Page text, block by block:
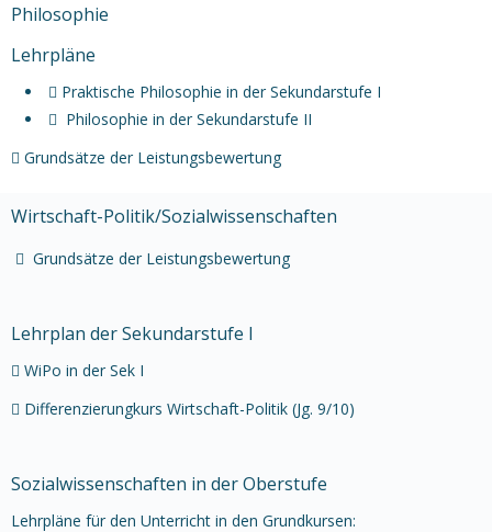
Philosophie
Lehrpläne
Praktische Philosophie in der Sekundarstufe I
Philosophie in der Sekundarstufe II
Grundsätze der Leistungsbewertung
Wirtschaft-Politik/Sozialwissenschaften
Grundsätze der Leistungsbewertung
Lehrplan der Sekundarstufe I
WiPo in der Sek I
Differenzierungkurs Wirtschaft-Politik (Jg. 9/10)
Sozialwissenschaften in der Oberstufe
Lehrpläne für den Unterricht in den Grundkursen: